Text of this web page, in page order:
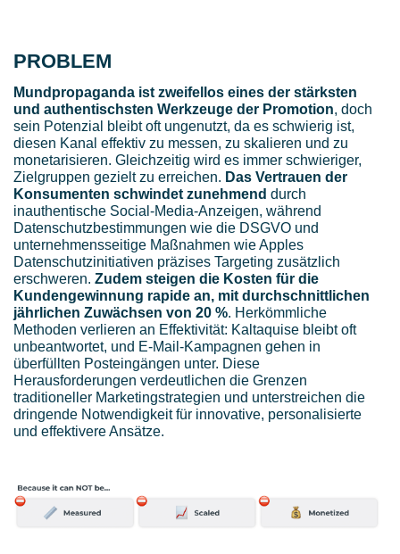
PROBLEM
Mundpropaganda ist zweifellos eines der stärksten
und authentischsten Werkzeuge der Promotion, doch
sein Potenzial bleibt oft ungenutzt, da es schwierig ist,
diesen Kanal effektiv zu messen, zu skalieren und zu
monetarisieren. Gleichzeitig wird es immer schwieriger,
Zielgruppen gezielt zu erreichen. Das Vertrauen der
Konsumenten schwindet zunehmend durch
inauthentische Social-Media-Anzeigen, während
Datenschutzbestimmungen wie die DSGVO und
unternehmensseitige Maßnahmen wie Apples
Datenschutzinitiativen präzises Targeting zusätzlich
erschweren. Zudem steigen die Kosten für die
Kundengewinnung rapide an, mit durchschnittlichen
jährlichen Zuwächsen von 20 %. Herkömmliche
Methoden verlieren an Effektivität: Kaltaquise bleibt oft
unbeantwortet, und E-Mail-Kampagnen gehen in
überfüllten Posteingängen unter. Diese
Herausforderungen verdeutlichen die Grenzen
traditioneller Marketingstrategien und unterstreichen die
dringende Notwendigkeit für innovative, personalisierte
und effektivere Ansätze.